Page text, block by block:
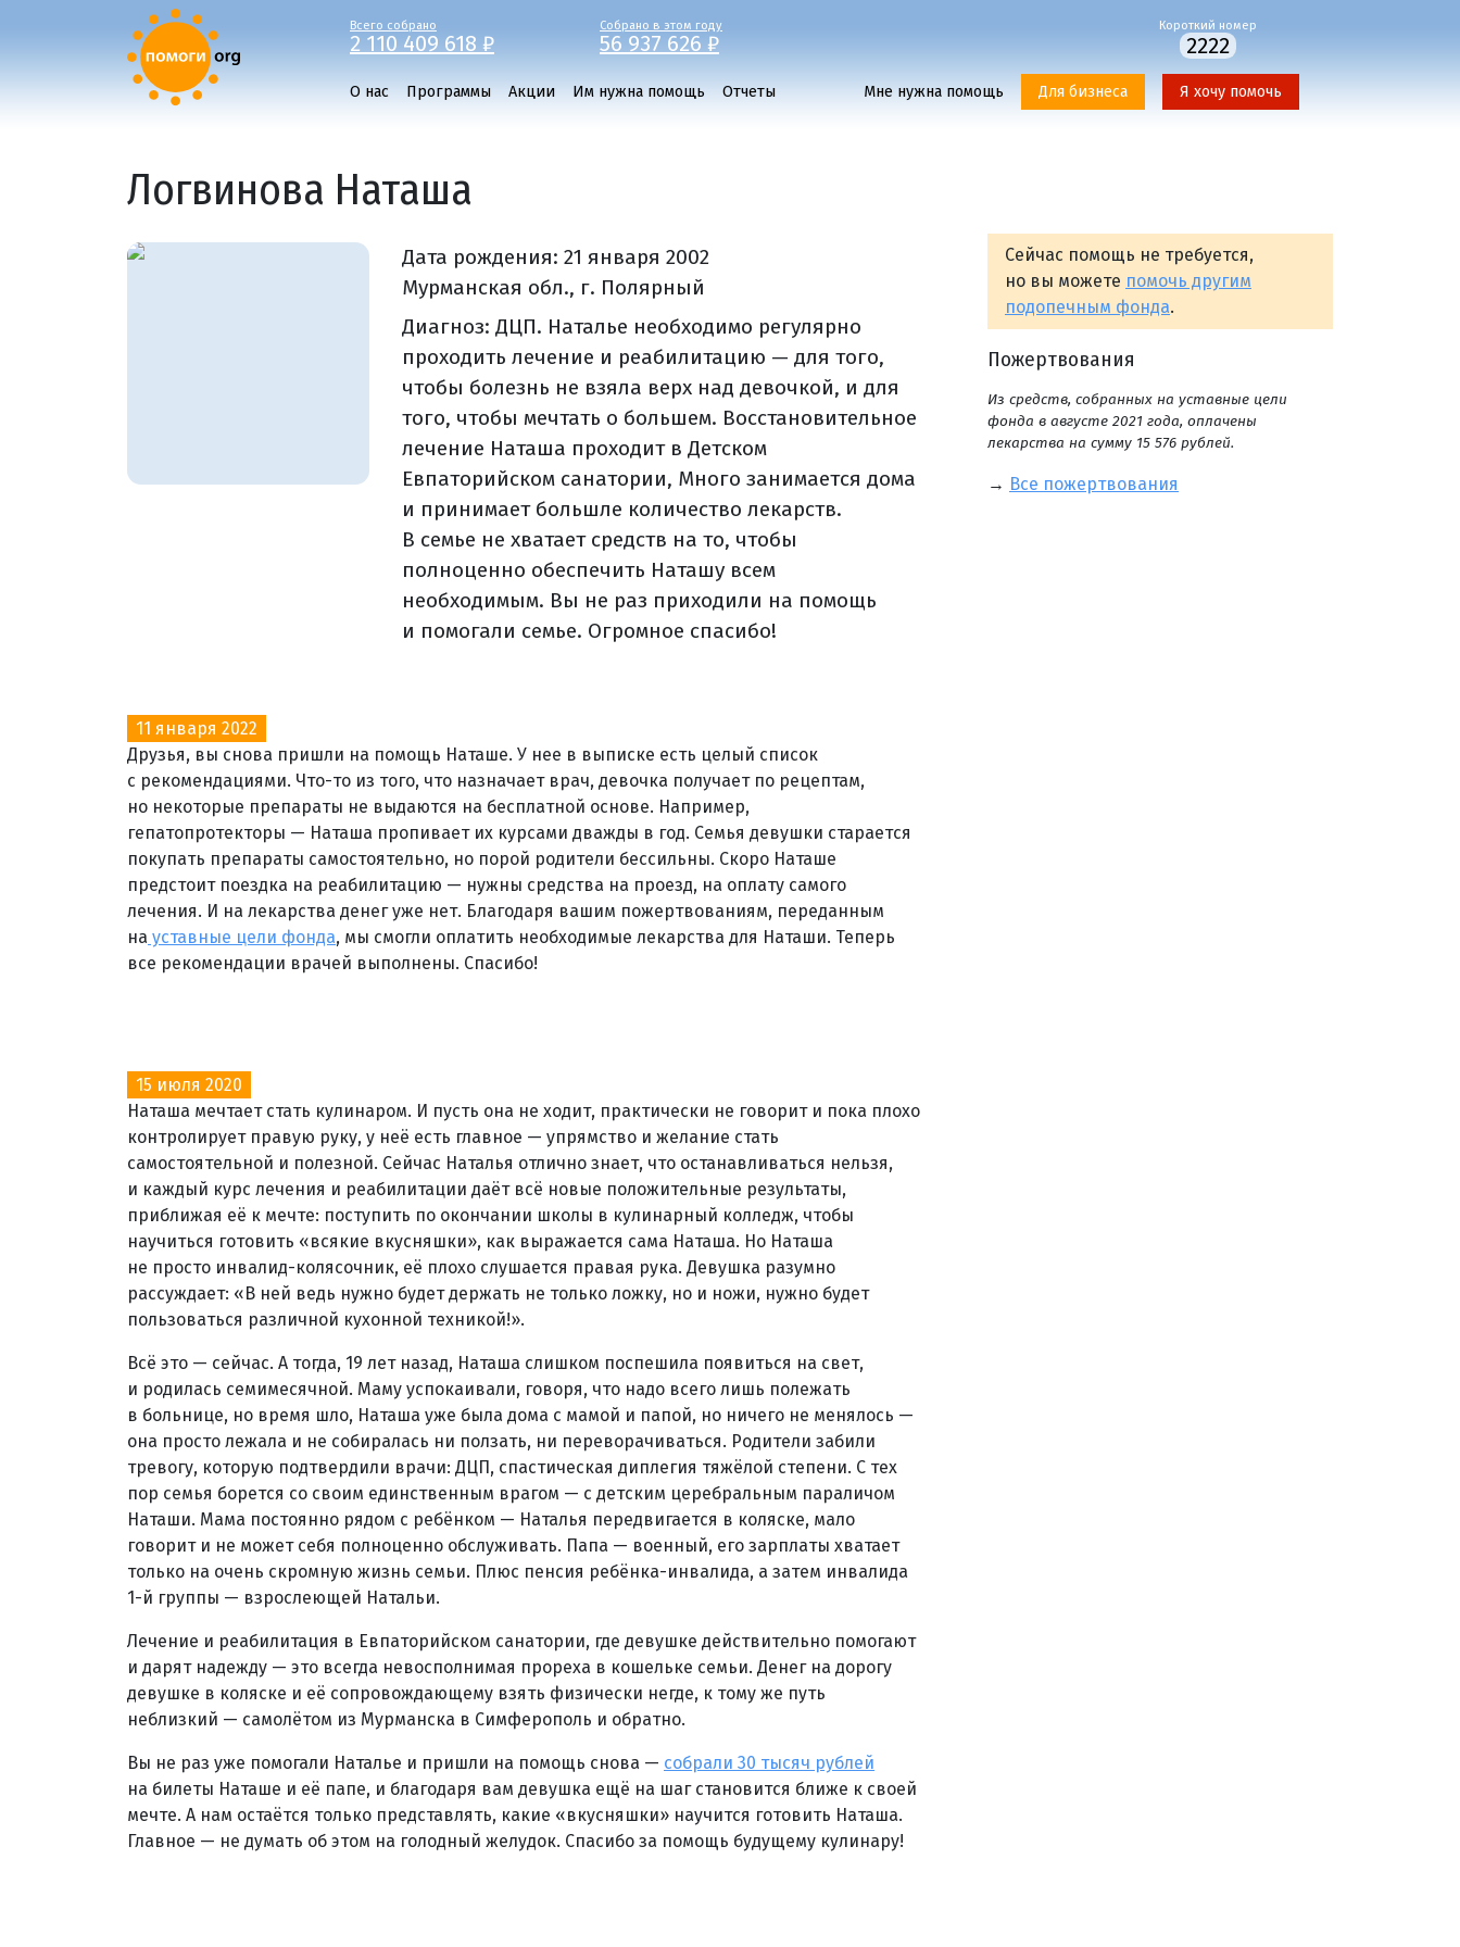
Всего собрано
2 110 409 618 ₽
Собрано в этом году
56 937 626 ₽
Короткий номер
2222
О нас Программы Акции Им нужна помощь Отчеты Мне нужна помощь Для бизнеса Я хочу помочь
Логвинова Наташа
Дата рождения:21 января 2002
Мурманская обл., г. Полярный
Диагноз: ДЦП. Наталье необходимо регулярно
проходить лечение и реабилитацию — для того,
чтобы болезнь не взяла верх над девочкой, и для
того, чтобы мечтать о большем. Восстановительное
лечение Наташа проходит в Детском
Евпаторийском санатории, Много занимается дома
и принимает большле количество лекарств.
В семье не хватает средств на то, чтобы
полноценно обеспечить Наташу всем
необходимым. Вы не раз приходили на помощь
и помогали семье. Огромное спасибо!
11 января 2022
Друзья, вы снова пришли на помощь Наташе. У нее в выписке есть целый список
с рекомендациями. Что-то из того, что назначает врач, девочка получает по рецептам,
но некоторые препараты не выдаются на бесплатной основе. Например,
гепатопротекторы — Наташа пропивает их курсами дважды в год. Семья девушки старается
покупать препараты самостоятельно, но порой родители бессильны. Скоро Наташе
предстоит поездка на реабилитацию — нужны средства на проезд, на оплату самого
лечения. И на лекарства денег уже нет. Благодаря вашим пожертвованиям, переданным
на уставные цели фонда, мы смогли оплатить необходимые лекарства для Наташи. Теперь
все рекомендации врачей выполнены. Спасибо!
15 июля 2020
Наташа мечтает стать кулинаром. И пусть она не ходит, практически не говорит и пока плохо
контролирует правую руку, у неё есть главное — упрямство и желание стать
самостоятельной и полезной. Сейчас Наталья отлично знает, что останавливаться нельзя,
и каждый курс лечения и реабилитации даёт всё новые положительные результаты,
приближая её к мечте: поступить по окончании школы в кулинарный колледж, чтобы
научиться готовить «всякие вкусняшки», как выражается сама Наташа. Но Наташа
не просто инвалид-колясочник, её плохо слушается правая рука. Девушка разумно
рассуждает: «В ней ведь нужно будет держать не только ложку, но и ножи, нужно будет
пользоваться различной кухонной техникой!».
Всё это — сейчас. А тогда, 19 лет назад, Наташа слишком поспешила появиться на свет,
и родилась семимесячной. Маму успокаивали, говоря, что надо всего лишь полежать
в больнице, но время шло, Наташа уже была дома с мамой и папой, но ничего не менялось —
она просто лежала и не собиралась ни ползать, ни переворачиваться. Родители забили
тревогу, которую подтвердили врачи: ДЦП, спастическая диплегия тяжёлой степени. С тех
пор семья борется со своим единственным врагом — с детским церебральным параличом
Наташи. Мама постоянно рядом с ребёнком — Наталья передвигается в коляске, мало
говорит и не может себя полноценно обслуживать. Папа — военный, его зарплаты хватает
только на очень скромную жизнь семьи. Плюс пенсия ребёнка-инвалида, а затем инвалида
1-й группы — взрослеющей Натальи.
Лечение и реабилитация в Евпаторийском санатории, где девушке действительно помогают
и дарят надежду — это всегда невосполнимая прореха в кошельке семьи. Денег на дорогу
девушке в коляске и её сопровождающему взять физически негде, к тому же путь
неблизкий — самолётом из Мурманска в Симферополь и обратно.
Вы не раз уже помогали Наталье и пришли на помощь снова — собрали 30 тысяч рублей
на билеты Наташе и её папе, и благодаря вам девушка ещё на шаг становится ближе к своей
мечте. А нам остаётся только представлять, какие «вкусняшки» научится готовить Наташа.
Главное — не думать об этом на голодный желудок. Спасибо за помощь будущему кулинару!
Сейчас помощь не требуется,
но вы можете помочь другим
подопечным фонда.
Пожертвования
Из средств, собранных на уставные цели
фонда в августе 2021 года, оплачены
лекарства на сумму 15 576 рублей.
→ Все пожертвования